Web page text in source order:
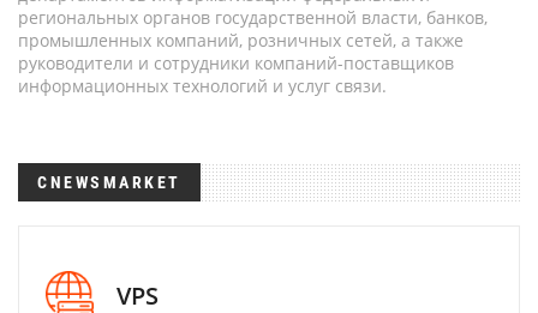
региональных органов государственной власти, банков,
промышленных компаний, розничных сетей, а также
руководители и сотрудники компаний-поставщиков
информационных технологий и услуг связи.
CNEWSMARKET
VPS